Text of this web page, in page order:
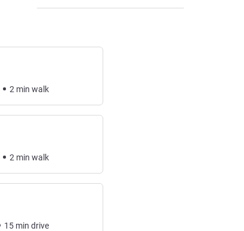
2 min walk
2 min walk
15 min drive